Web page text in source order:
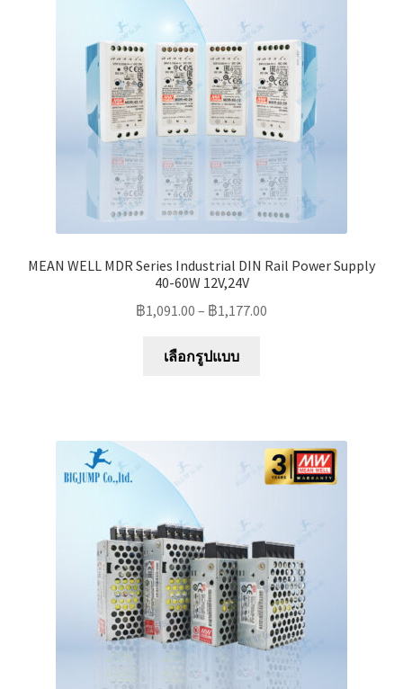
chosen
on
the
product
page
MEAN WELL MDR Series Industrial DIN Rail Power Supply
40-60W 12V,24V
฿1,091.00 – ฿1,177.00
เลือกรูปแบบ
The
options
chosen
on
the
product
page